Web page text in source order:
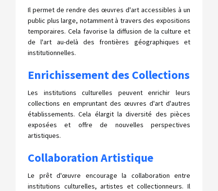
Il permet de rendre des œuvres d'art accessibles à un
public plus large, notamment à travers des expositions
temporaires. Cela favorise la diffusion de la culture et
de l'art au-delà des frontières géographiques et
institutionnelles.
Enrichissement des Collections
Les institutions culturelles peuvent enrichir leurs
collections en empruntant des œuvres d'art d'autres
établissements. Cela élargit la diversité des pièces
exposées et offre de nouvelles perspectives
artistiques.
Collaboration Artistique
Le prêt d'œuvre encourage la collaboration entre
institutions culturelles, artistes et collectionneurs. Il